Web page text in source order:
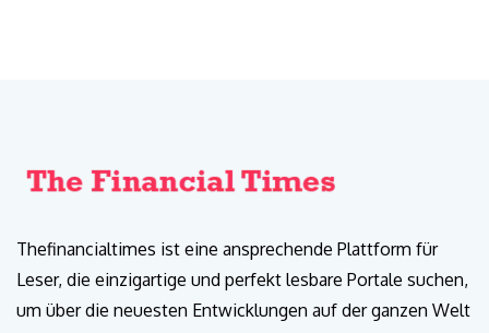
Thefinancialtimes ist eine ansprechende Plattform für
Leser, die einzigartige und perfekt lesbare Portale suchen,
um über die neuesten Entwicklungen auf der ganzen Welt